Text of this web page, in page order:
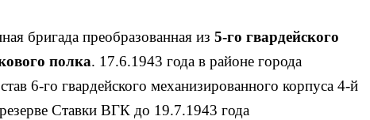
бригада преобразованная из 5-го гвардейского
полка. 17.6.1943 года в районе города
6-го гвардейского механизированного корпуса 4-й
Ставки ВГК до 19.7.1943 года